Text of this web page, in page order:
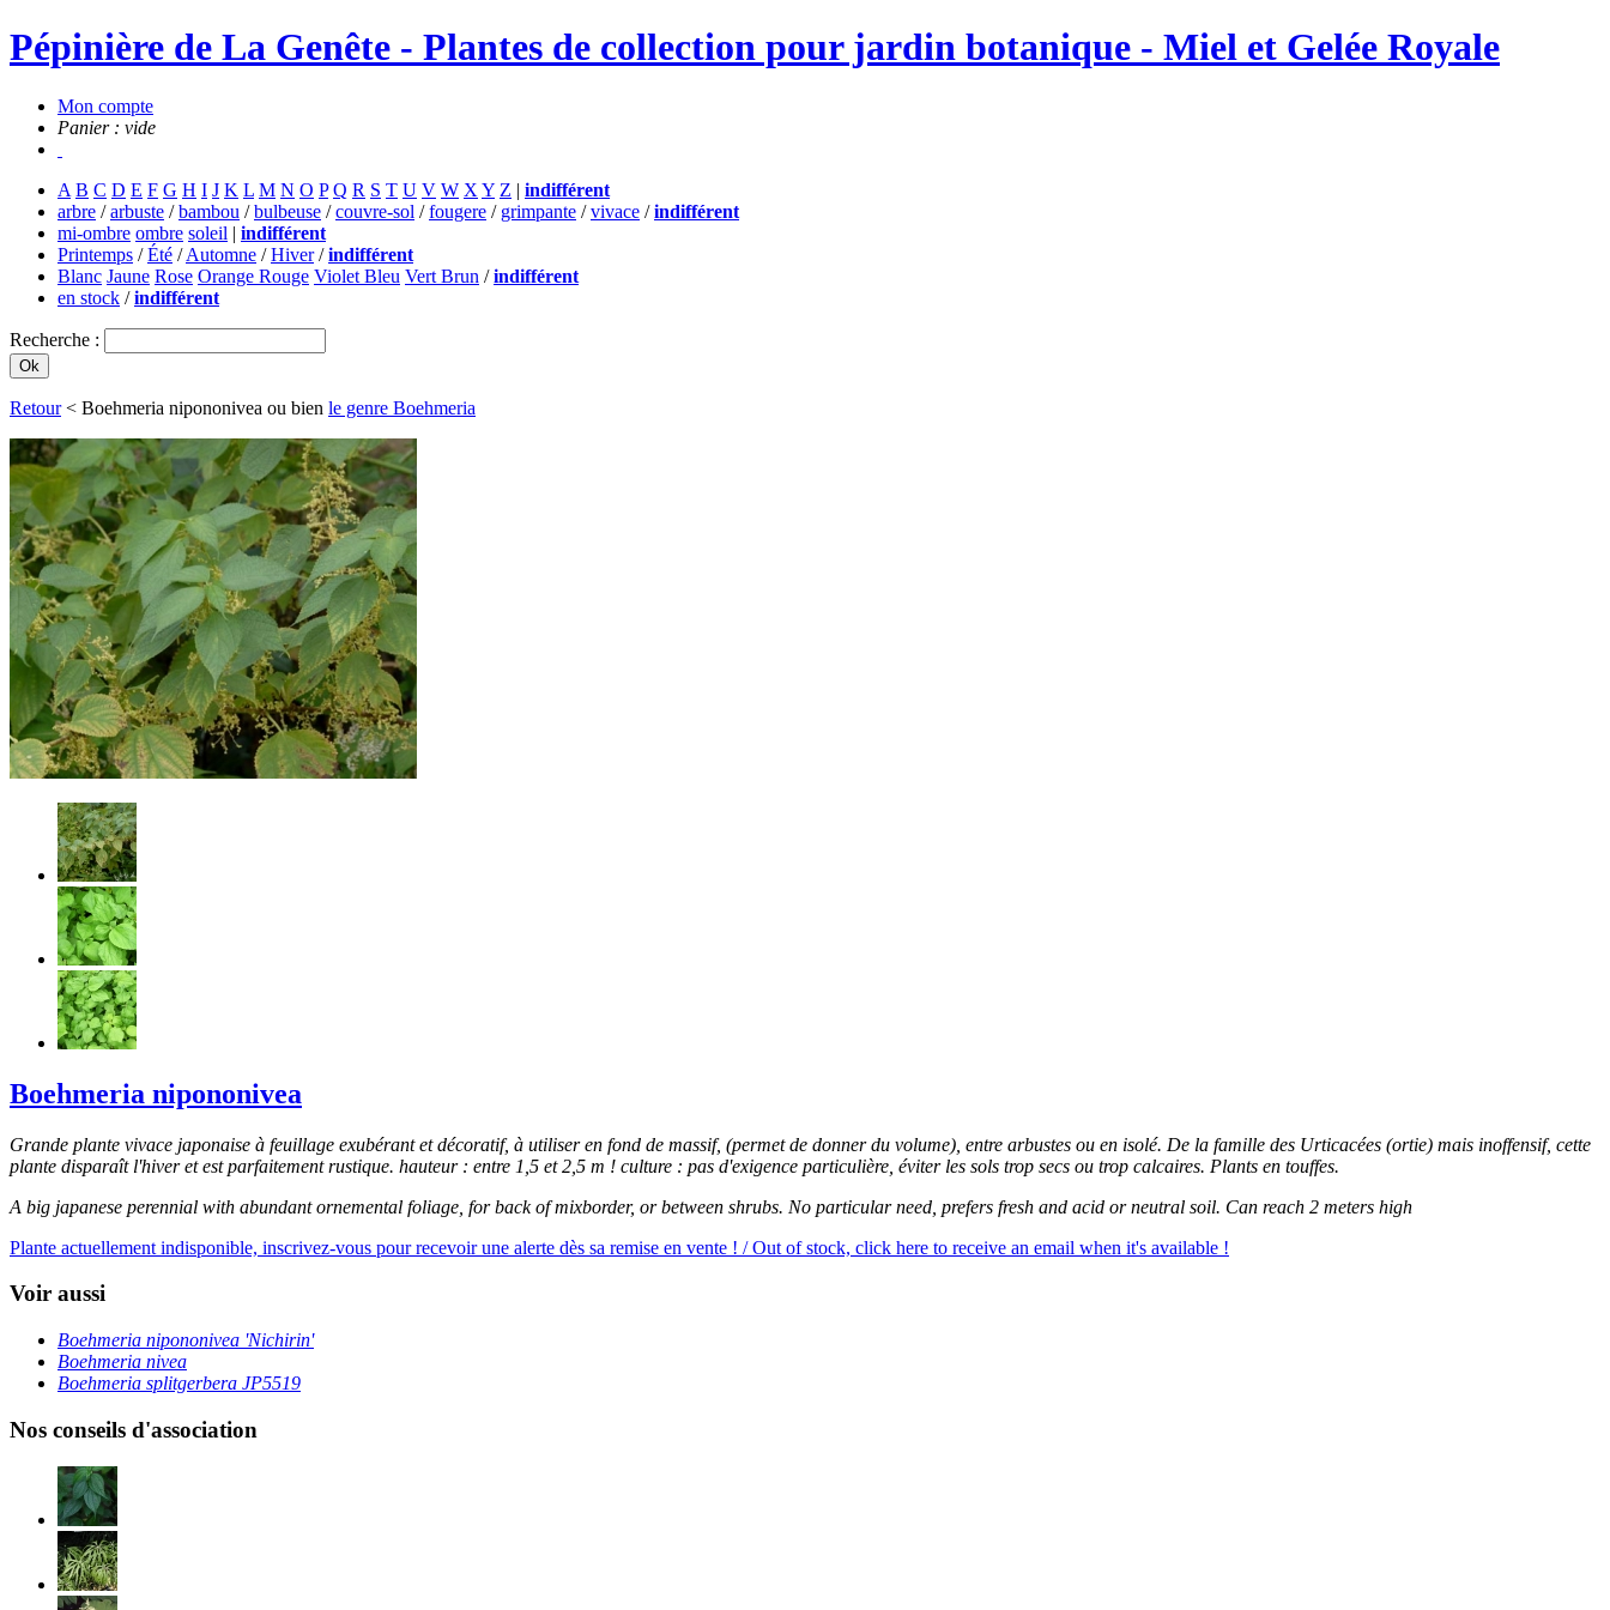
Pépinière de La Genête - Plantes de collection pour jardin botanique - Miel et Gelée Royale
Mon compte
Panier : vide
A B C D E F G H I J K L M N O P Q R S T U V W X Y Z | indifférent
arbre /arbuste /bambou /bulbeuse /couvre-sol /fougere / grimpante /vivace /indifférent
mi-ombre ombre soleil | indifférent
Printemps /Été /Automne /Hiver/indifférent
Blanc Jaune Rose Orange Rouge Violet Bleu Vert Brun /indifférent
en stock /indifférent
Recherche :
Retour< Boehmeria nipononivea ou bien le genre Boehmeria
Boehmeria nipononivea
Grande plante vivace japonaise à feuillage exubérant et décoratif, à utiliser en fond de massif, (permet de donner du volume), entre arbustes ou en isolé. De la famille des Urticacées (ortie) mais inoffensif, cette
plante disparaît l'hiver et est parfaitement rustique. hauteur : entre 1,5 et 2,5 m ! culture : pas d'exigence particulière, éviter les sols trop secs ou trop calcaires. Plants en touffes.
A big japanese perennial with abundant ornemental foliage, for back of mixborder, or between shrubs. No particular need, prefers fresh and acid or neutral soil. Can reach 2 meters high
Plante actuellement indisponible, inscrivez-vous pour recevoir une alerte dès sa remise en vente ! / Out of stock, click here to receive an email when it's available !
Voir aussi
Boehmeria nipononivea 'Nichirin'
Boehmeria nivea
Boehmeria splitgerbera JP5519
Nos conseils d'association